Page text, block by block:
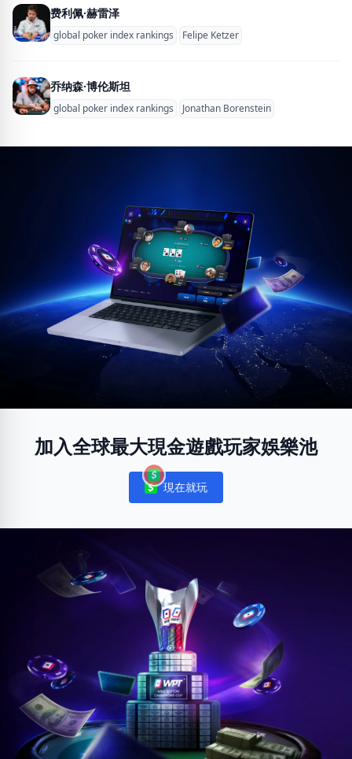
费利佩·赫雷泽
global poker index rankings Felipe Ketzer
乔纳森·博伦斯坦
global poker index rankings Jonathan Borenstein
加入全球最大現金遊戲玩家娛樂池
Notifications
現在就玩